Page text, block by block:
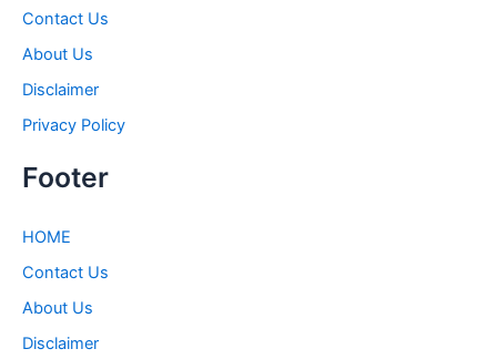
Contact Us
About Us
Disclaimer
Privacy Policy
Footer
HOME
Contact Us
About Us
Disclaimer